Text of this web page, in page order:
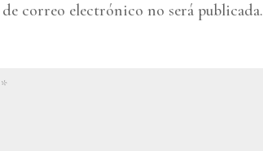
correo electrónico no será publicada.